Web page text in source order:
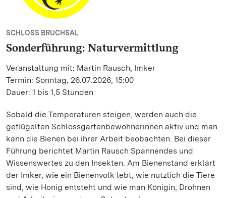
SCHLOSS BRUCHSAL
Sonderführung: Naturvermittlung
Veranstaltung mit: Martin Rausch, Imker
Termin: Sonntag, 26.07.2026, 15:00
Dauer: 1 bis 1,5 Stunden
Sobald die Temperaturen steigen, werden auch die
geflügelten Schlossgartenbewohnerinnen aktiv und man
kann die Bienen bei ihrer Arbeit beobachten. Bei dieser
Führung berichtet Martin Rausch Spannendes und
Wissenswertes zu den Insekten. Am Bienenstand erklärt
der Imker, wie ein Bienenvolk lebt, wie nützlich die Tiere
sind, wie Honig entsteht und wie man Königin, Drohnen